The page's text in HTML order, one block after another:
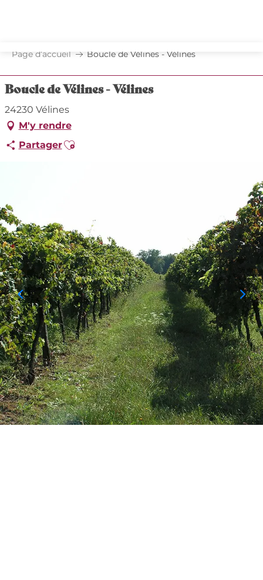
principal
Page d’accueil Boucle de Vélines - Vélines
Boucle de Vélines - Vélines
24230 Vélines
M'y rendre
PartagerAjouter aux favoris